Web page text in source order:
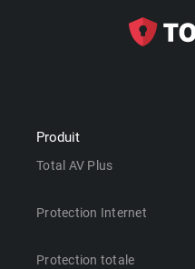
Produit
Total AV Plus
Protection Internet
Protection totale